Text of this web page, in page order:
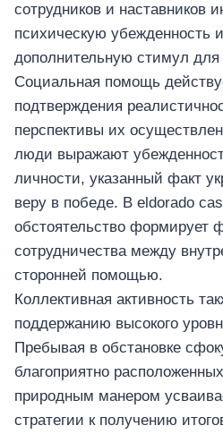
หูฟัง
ลำโพง
โทรทัศน์
สินค้าตามแบ
сотрудников и наставников
психическую убежденность
дополнительную стимул для
Социальная помощь
подтверждения
перспективы их
люди выражают
личности, указанный факт
веру в победе. В eldorado
обстоятельство формирует
сотрудничества между
сторонней помощью.
Коллективная активность
поддержанию высокого
Пребывая в обстановке
благоприятно
природным манером
стратегии к получению